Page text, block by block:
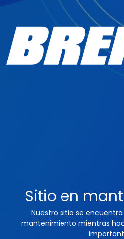
Sitio en
Nuestro sitio se
mantenimiento mientras